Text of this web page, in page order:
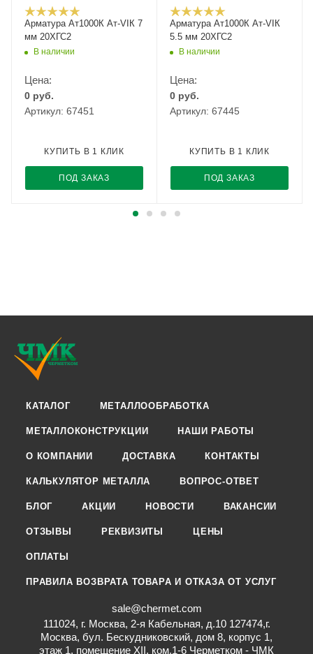
Арматура Ат1000К Ат-VIК 7
мм 20ХГС2
В наличии
Цена:
0 руб.
Артикул: 67451
ПОД ЗАКАЗ
КУПИТЬ В 1 КЛИК
Арматура Ат1000К Ат-VIК
5.5 мм 20ХГС2
В наличии
Цена:
0 руб.
Артикул: 67445
ПОД ЗАКАЗ
КУПИТЬ В 1 КЛИК
КАТАЛОГ МЕТАЛЛООБРАБОТКА
МЕТАЛЛОКОНСТРУКЦИИ НАШИ РАБОТЫ
О КОМПАНИИ ДОСТАВКА КОНТАКТЫ
КАЛЬКУЛЯТОР МЕТАЛЛА ВОПРОС-ОТВЕТ
БЛОГ АКЦИИ НОВОСТИ ВАКАНСИИ
ОТЗЫВЫ РЕКВИЗИТЫ ЦЕНЫ
ОПЛАТЫ
ПРАВИЛА ВОЗВРАТА ТОВАРА И ОТКАЗА ОТ УСЛУГ
sale@chermet.com
111024, г. Москва, 2-я Кабельная, д.10 127474,г.
Москва, бул. Бескудниковский, дом 8, корпус 1,
этаж 1, помещение XII, ком.1-6 Черметком - ЧМК